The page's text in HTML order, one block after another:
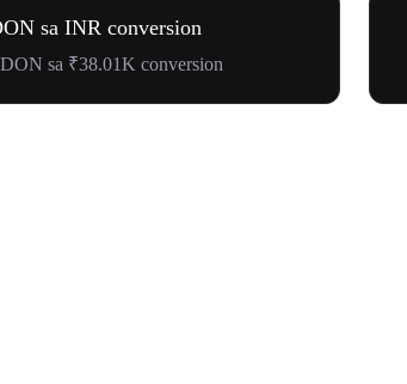
sa INR conversion
sa ₹38.01K conversion